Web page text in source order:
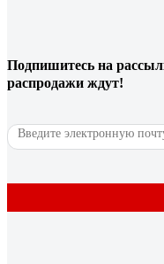
Подпишитесь на
распродажи ждут!